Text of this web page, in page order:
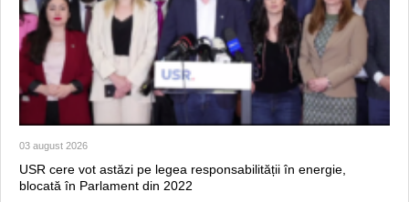
03 august 2026
USR cere vot astăzi pe legea responsabilității în energie,
blocată în Parlament din 2022